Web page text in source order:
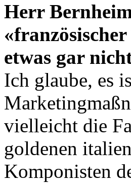
Herr
etwas gar
Ich glaube, es
vielleicht die
goldenen
Komponisten